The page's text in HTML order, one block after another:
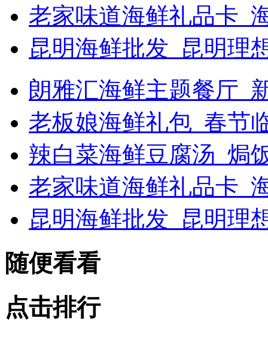
老家味道海鲜礼品卡_
昆明海鲜批发_昆明理
朗雅汇海鲜主题餐厅_
老板娘海鲜礼包_春节
辣白菜海鲜豆腐汤_焗
老家味道海鲜礼品卡_
昆明海鲜批发_昆明理
随便看看
点击排行